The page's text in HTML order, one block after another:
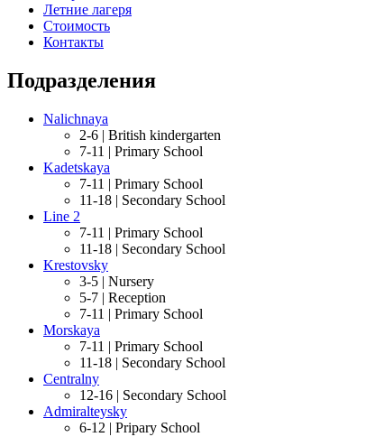
Летние лагеря
Стоимость
Контакты
Подразделения
Nalichnaya
2-6 | British kindergarten
7-11 | Primary School
Kadetskaya
7-11 | Primary School
11-18 | Secondary School
Line 2
7-11 | Primary School
11-18 | Secondary School
Krestovsky
3-5 | Nursery
5-7 | Reception
7-11 | Primary School
Morskaya
7-11 | Primary School
11-18 | Secondary School
Centralny
12-16 | Secondary School
Admiralteysky
6-12 | Pripary School